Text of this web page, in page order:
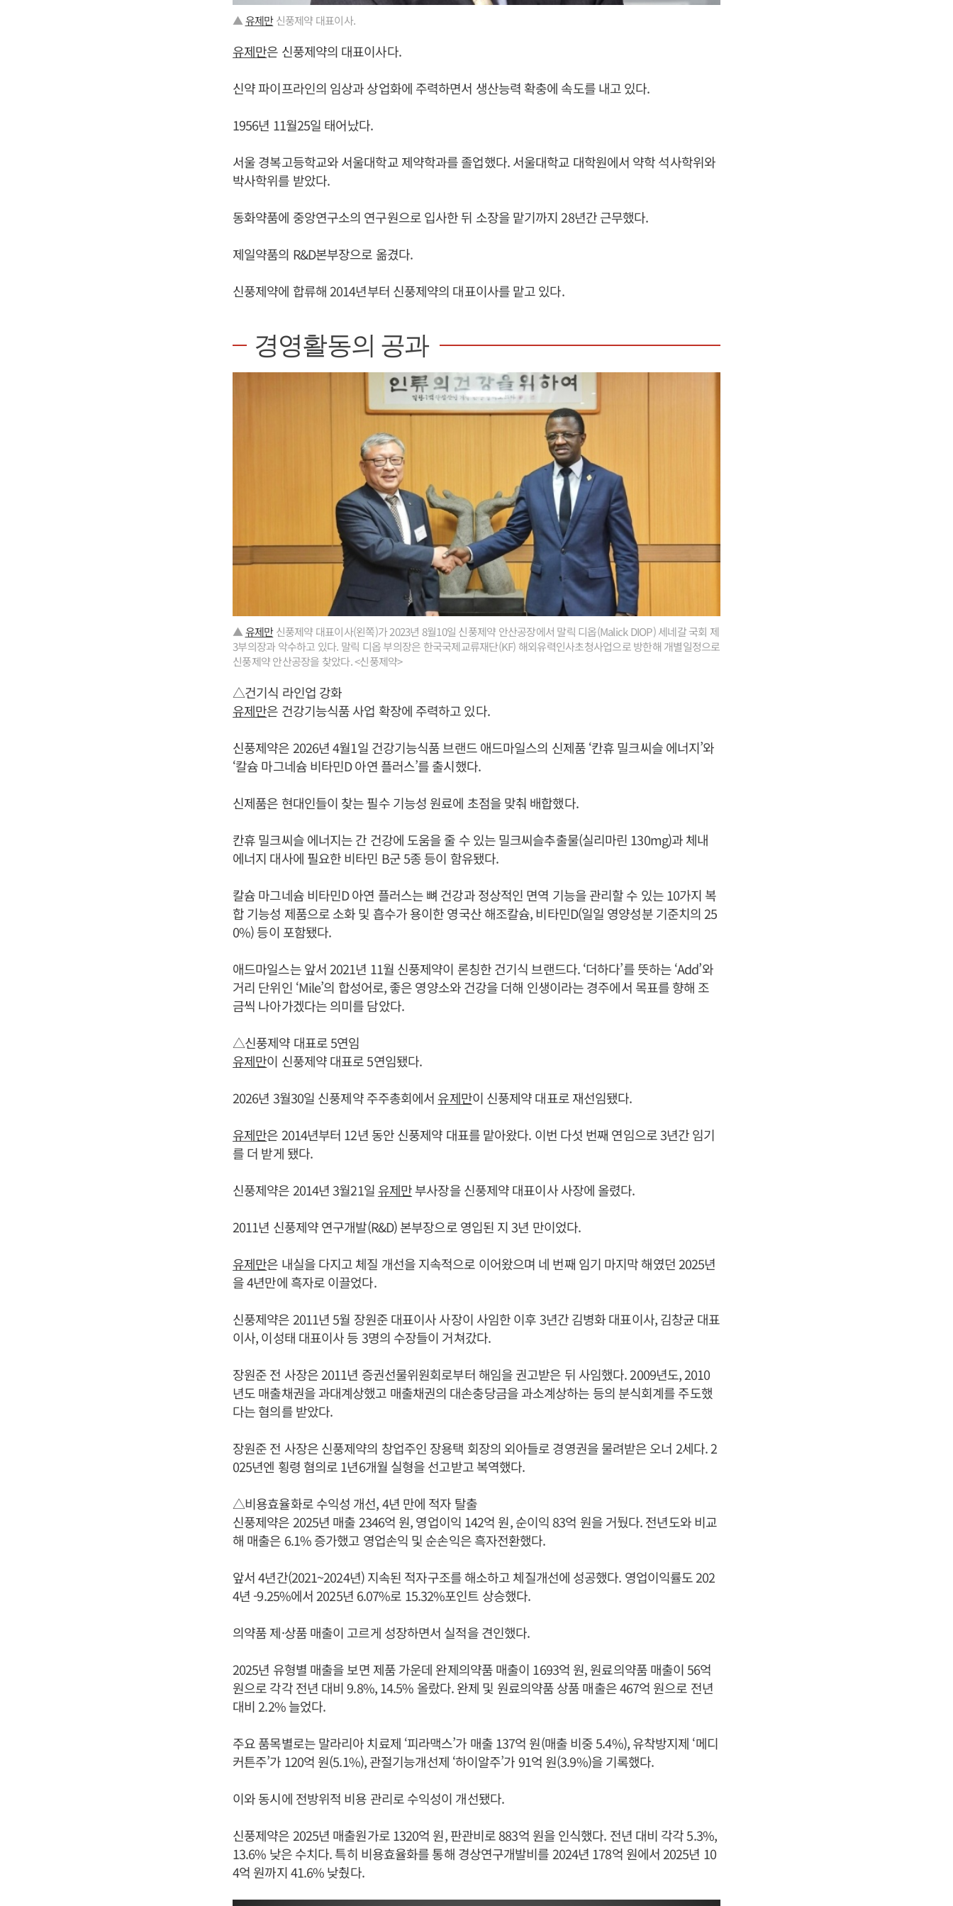
▲유제만신풍제약 대표이사.
유제만은 신풍제약의 대표이사다.
신약 파이프라인의 임상과 상업화에 주력하면서 생산능력 확충에 속도를 내고 있다.
1956년 11월25일 태어났다.
서울 경복고등학교와 서울대학교 제약학과를 졸업했다. 서울대학교 대학원에서 약학 석사학위와
박사학위를 받았다.
동화약품에 중앙연구소의 연구원으로 입사한 뒤 소장을 맡기까지 28년간 근무했다.
제일약품의 R&D본부장으로 옮겼다.
신풍제약에 합류해 2014년부터 신풍제약의 대표이사를 맡고 있다.
경영활동의 공과
▲유제만신풍제약 대표이사(왼쪽)가 2023년 8월10일 신풍제약 안산공장에서 말릭 디옵(Malick DIOP) 세네갈 국회 제
3부의장과 악수하고 있다. 말릭 디옵 부의장은 한국국제교류재단(KF) 해외유력인사초청사업으로 방한해 개별일정으로
신풍제약 안산공장을 찾았다. <신풍제약>
△건기식 라인업 강화
유제만은 건강기능식품 사업 확장에 주력하고 있다.
신풍제약은 2026년 4월1일 건강기능식품 브랜드 애드마일스의 신제품 ‘칸휴 밀크씨슬 에너지’와
‘칼슘 마그네슘 비타민D 아연 플러스’를 출시했다.
신제품은 현대인들이 찾는 필수 기능성 원료에 초점을 맞춰 배합했다.
칸휴 밀크씨슬 에너지는 간 건강에 도움을 줄 수 있는 밀크씨슬추출물(실리마린 130mg)과 체내
에너지 대사에 필요한 비타민 B군 5종 등이 함유됐다.
칼슘 마그네슘 비타민D 아연 플러스는 뼈 건강과 정상적인 면역 기능을 관리할 수 있는 10가지 복
합 기능성 제품으로 소화 및 흡수가 용이한 영국산 해조칼슘, 비타민D(일일 영양성분 기준치의 25
0%) 등이 포함됐다.
애드마일스는 앞서 2021년 11월 신풍제약이 론칭한 건기식 브랜드다. ‘더하다’를 뜻하는 ‘Add’와
거리 단위인 ‘Mile’의 합성어로, 좋은 영양소와 건강을 더해 인생이라는 경주에서 목표를 향해 조
금씩 나아가겠다는 의미를 담았다.
△신풍제약 대표로 5연임
유제만이 신풍제약 대표로 5연임됐다.
2026년 3월30일 신풍제약 주주총회에서 유제만이 신풍제약 대표로 재선임됐다.
유제만은 2014년부터 12년 동안 신풍제약 대표를 맡아왔다. 이번 다섯 번째 연임으로 3년간 임기
를 더 받게 됐다.
신풍제약은 2014년 3월21일 유제만부사장을 신풍제약 대표이사 사장에 올렸다.
2011년 신풍제약 연구개발(R&D) 본부장으로 영입된 지 3년 만이었다.
유제만은 내실을 다지고 체질 개선을 지속적으로 이어왔으며 네 번째 임기 마지막 해였던 2025년
을 4년만에 흑자로 이끌었다.
신풍제약은 2011년 5월 장원준 대표이사 사장이 사임한 이후 3년간 김병화 대표이사, 김창균 대표
이사, 이성태 대표이사 등 3명의 수장들이 거쳐갔다.
장원준 전 사장은 2011년 증권선물위원회로부터 해임을 권고받은 뒤 사임했다. 2009년도, 2010
년도 매출채권을 과대계상했고 매출채권의 대손충당금을 과소계상하는 등의 분식회계를 주도했
다는 혐의를 받았다.
장원준 전 사장은 신풍제약의 창업주인 장용택 회장의 외아들로 경영권을 물려받은 오너 2세다. 2
025년엔 횡령 혐의로 1년6개월 실형을 선고받고 복역했다.
△비용효율화로 수익성 개선, 4년 만에 적자 탈출
신풍제약은 2025년 매출 2346억 원, 영업이익 142억 원, 순이익 83억 원을 거뒀다. 전년도와 비교
해 매출은 6.1% 증가했고 영업손익 및 순손익은 흑자전환했다.
앞서 4년간(2021~2024년) 지속된 적자구조를 해소하고 체질개선에 성공했다. 영업이익률도 202
4년 -9.25%에서 2025년 6.07%로 15.32%포인트 상승했다.
의약품 제·상품 매출이 고르게 성장하면서 실적을 견인했다.
2025년 유형별 매출을 보면 제품 가운데 완제의약품 매출이 1693억 원, 원료의약품 매출이 56억
원으로 각각 전년 대비 9.8%, 14.5% 올랐다. 완제 및 원료의약품 상품 매출은 467억 원으로 전년
대비 2.2% 늘었다.
주요 품목별로는 말라리아 치료제 ‘피라맥스’가 매출 137억 원(매출 비중 5.4%), 유착방지제 ‘메디
커튼주’가 120억 원(5.1%), 관절기능개선제 ‘하이알주’가 91억 원(3.9%)을 기록했다.
이와 동시에 전방위적 비용 관리로 수익성이 개선됐다.
신풍제약은 2025년 매출원가로 1320억 원, 판관비로 883억 원을 인식했다. 전년 대비 각각 5.3%,
13.6% 낮은 수치다. 특히 비용효율화를 통해 경상연구개발비를 2024년 178억 원에서 2025년 10
4억 원까지 41.6% 낮췄다.